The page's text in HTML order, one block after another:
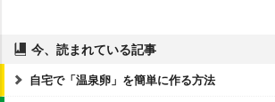
今、読まれている記事
自宅で「温泉卵」を簡単に作る方法